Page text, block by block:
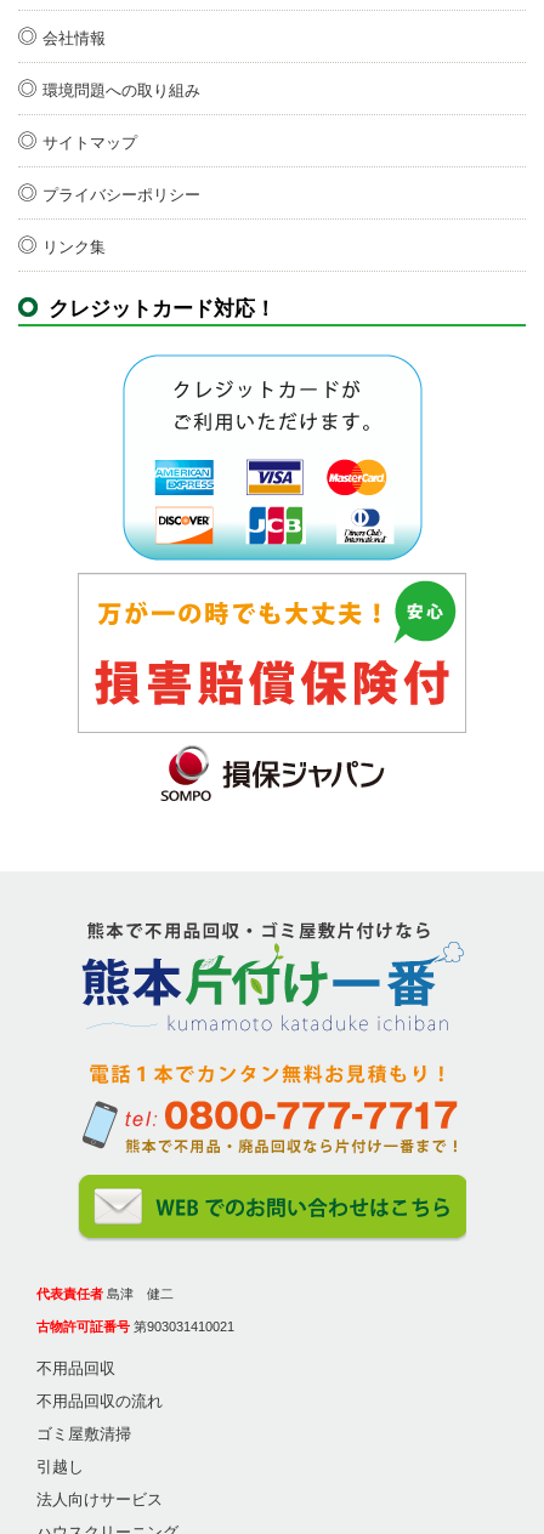
会社情報
環境問題への取り組み
サイトマップ
プライバシーポリシー
リンク集
クレジットカード対応！
代表責任者 島津 健二
古物許可証番号 第903031410021
不用品回収
不用品回収の流れ
ゴミ屋敷清掃
引越し
法人向けサービス